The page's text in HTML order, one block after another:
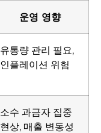
운영 영향
유통량 관리 필요,
인플레이션 위험
소수 과금자 집중
현상, 매출 변동성